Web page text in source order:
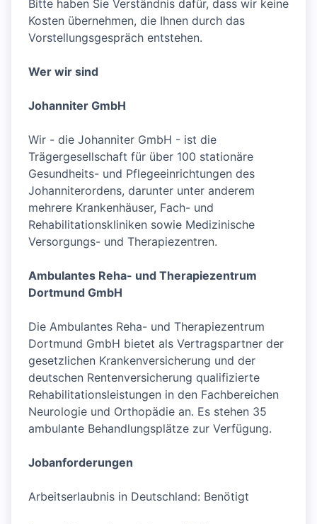
Bitte haben Sie Verständnis dafür, dass wir keine
Kosten übernehmen, die Ihnen durch das
Vorstellungsgespräch entstehen.
Wer wir sind
Johanniter GmbH
Wir - die Johanniter GmbH - ist die
Trägergesellschaft für über 100 stationäre
Gesundheits- und Pflegeeinrichtungen des
Johanniterordens, darunter unter anderem
mehrere Krankenhäuser, Fach- und
Rehabilitationskliniken sowie Medizinische
Versorgungs- und Therapiezentren.
Ambulantes Reha- und Therapiezentrum
Dortmund GmbH
Die Ambulantes Reha- und Therapiezentrum
Dortmund GmbH bietet als Vertragspartner der
gesetzlichen Krankenversicherung und der
deutschen Rentenversicherung qualifizierte
Rehabilitationsleistungen in den Fachbereichen
Neurologie und Orthopädie an. Es stehen 35
ambulante Behandlungsplätze zur Verfügung.
Jobanforderungen
Arbeitserlaubnis in Deutschland: Benötigt